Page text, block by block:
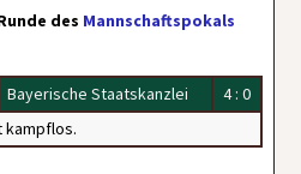
des Mannschaftspokals
Bayerische Staatskanzlei
4 : 0
kampflos.